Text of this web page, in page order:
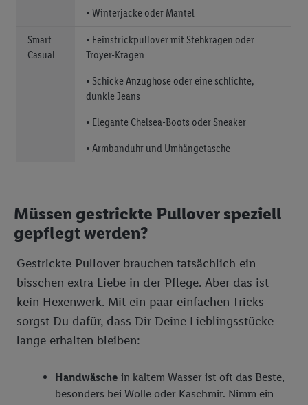
• Winterjacke oder Mantel
Smart
Casual
• Feinstrickpullover mit Stehkragen oder
Troyer-Kragen
• Schicke Anzughose oder eine schlichte,
dunkle Jeans
• Elegante Chelsea-Boots oder Sneaker
• Armbanduhr und Umhängetasche
Müssen gestrickte Pullover speziell
gepflegt werden?
Gestrickte Pullover brauchen tatsächlich ein
bisschen extra Liebe in der Pflege. Aber das ist
kein Hexenwerk. Mit ein paar einfachen Tricks
sorgst Du dafür, dass Dir Deine Lieblingsstücke
lange erhalten bleiben:
Handwäsche in kaltem Wasser ist oft das Beste,
besonders bei Wolle oder Kaschmir. Nimm ein